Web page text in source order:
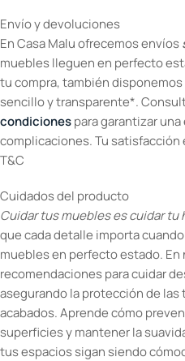
Envío y devoluciones
En Casa Malu ofrecemos envíos
muebles lleguen en perfecto
tu compra, también
sencillo y transparente*.
condicionespara garantizar
complicaciones. Tu
T&C
Cuidados del producto
Cuidar tus muebles es cuidar tu
que cada detalle importa
muebles en perfecto estado. En
recomendaciones para cuidar
asegurando la protección de las
acabados. Aprende cómo
superficies y mantener la
tus espacios sigan siendo